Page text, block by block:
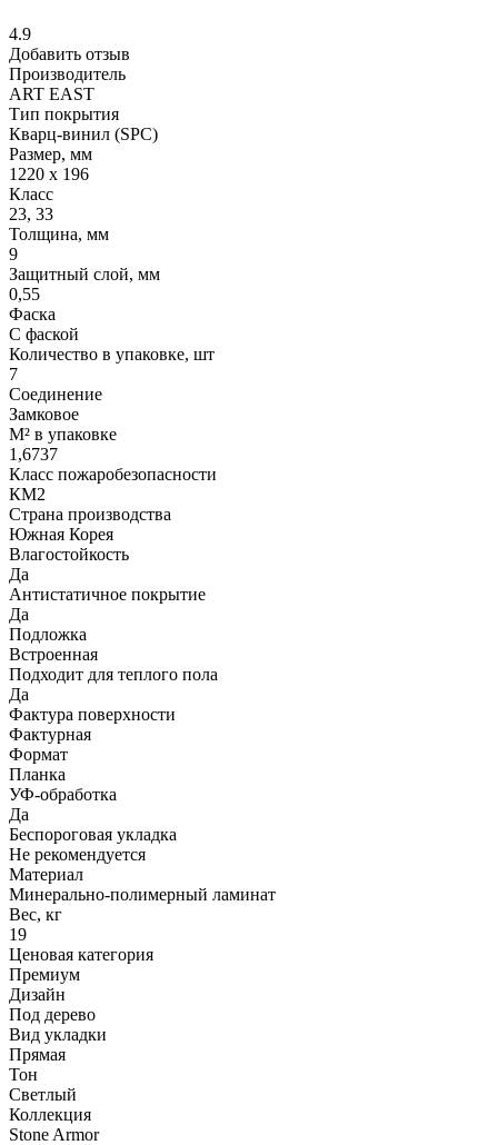
4.9
Добавить отзыв
Производитель
ART EAST
Тип покрытия
Кварц-винил (SPC)
Размер, мм
1220 х 196
Класс
23, 33
Толщина, мм
9
Защитный слой, мм
0,55
Фаска
С фаской
Количество в упаковке, шт
7
Соединение
Замковое
М² в упаковке
1,6737
Класс пожаробезопасности
КМ2
Страна производства
Южная Корея
Влагостойкость
Да
Антистатичное покрытие
Да
Подложка
Встроенная
Подходит для теплого пола
Да
Фактура поверхности
Фактурная
Формат
Планка
УФ-обработка
Да
Беспороговая укладка
Не рекомендуется
Материал
Минерально-полимерный ламинат
Вес, кг
19
Ценовая категория
Премиум
Дизайн
Под дерево
Вид укладки
Прямая
Тон
Светлый
Коллекция
Stone Armor